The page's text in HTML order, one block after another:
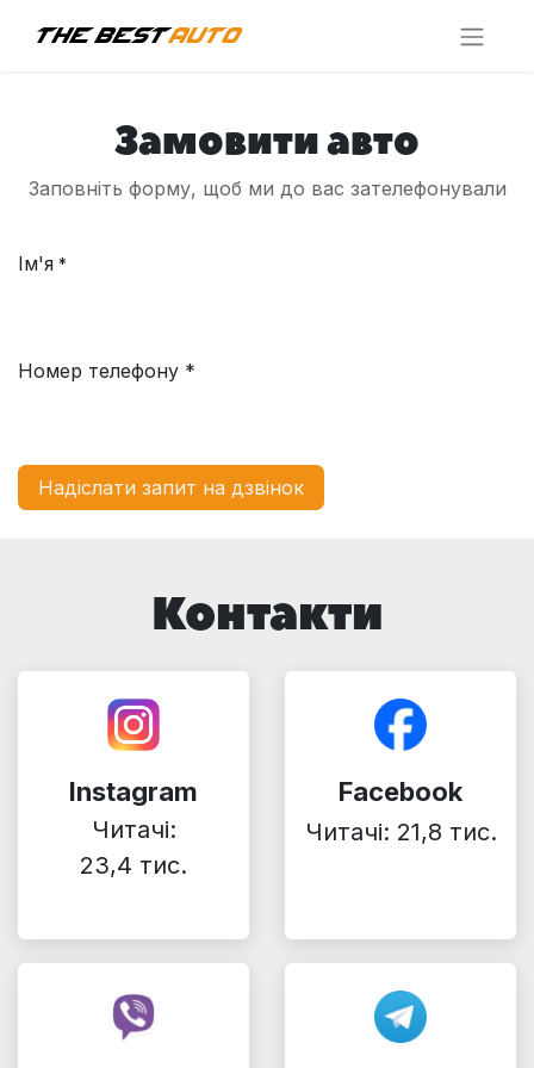
Замовити авто
Заповніть форму, щоб ми до вас зателефонували
Ім'я *
Номер телефону *
Надіслати запит на дзвінок
Контакти
Instagram
Читачі:
23,4 тис.
Facebook
Читачі: 21,8 тис.